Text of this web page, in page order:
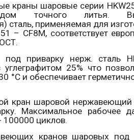
краны шаровые серии HKW
точного литья.
сталь, применяемая для
– CF8М, соответствует
приварку нерж. сталь
углеграфитом 25% что
°С и обеспечивает
кран шаровой нержавеющий
Максимальное рабочее
100000 циклов.
кранов шаровых под